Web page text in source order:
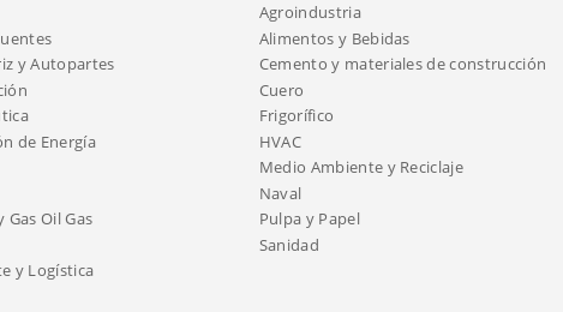
Agroindustria
Alimentos y Bebidas
y Autopartes
Cemento y materiales de construcción
Cuero
Frigorífico
de Energía
HVAC
Medio Ambiente y Reciclaje
Naval
Gas Oil Gas
Pulpa y Papel
Sanidad
y Logística